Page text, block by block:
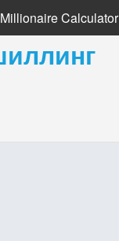
Millionaire Calculator